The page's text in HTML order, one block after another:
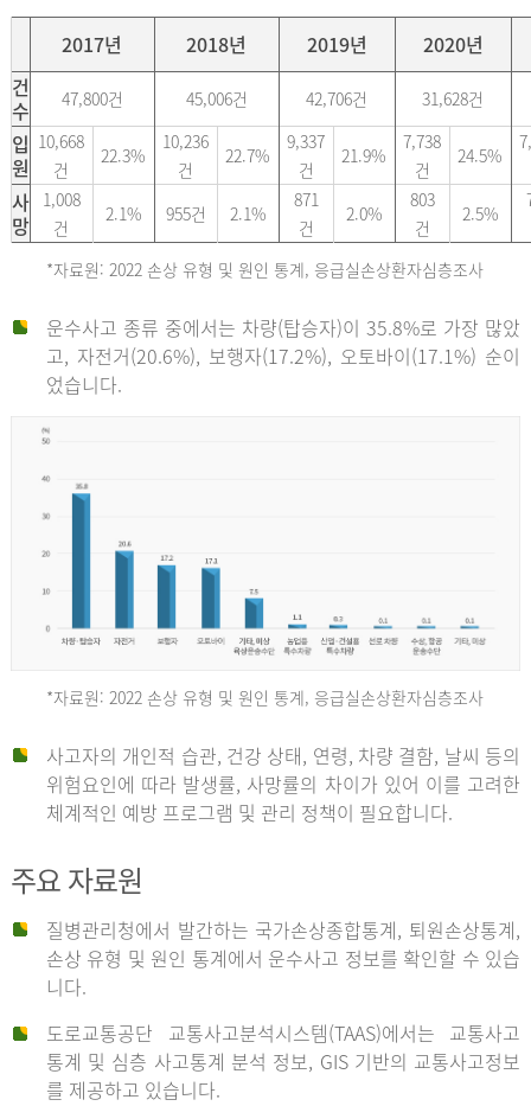
2017년 2018년 2019년
2020년
건
수
47,800건 45,006건 42,706건 31,628건
입
원
10,668
건
22.3%
10,236
건
22.7%
9,337
건
21.9%
7,738
건
24.5%
사
망
1,008
건
2.1% 955건 2.1%
871
건
2.0%
803
건
2.5%
*자료원: 2022 손상 유형 및 원인 통계, 응급실손상환자심층조사
운수사고 종류 중에서는 차량(탑승자)이 35.8%로 가장 많았
고, 자전거(20.6%), 보행자(17.2%), 오토바이(17.1%) 순이
었습니다.
사
*자료원: 2022 손상 유형 및 원인 통계, 응급실손상환자심층조사
사고자의 개인적 습관, 건강 상태, 연령, 차량 결함, 날씨 등의
위험요인에 따라 발생률, 사망률의 차이가 있어 이를 고려한
체계적인 예방 프로그램 및 관리 정책이 필요합니다.
주요 자료원
질병관리청에서 발간하는 국가손상종합통계, 퇴원손상통계,
손상 유형 및 원인 통계에서 운수사고 정보를 확인할 수 있습
니다.
도로교통공단 교통사고분석시스템(TAAS)에서는 교통사고
통계 및 심층 사고통계 분석 정보, GIS 기반의 교통사고정보
를 제공하고 있습니다.